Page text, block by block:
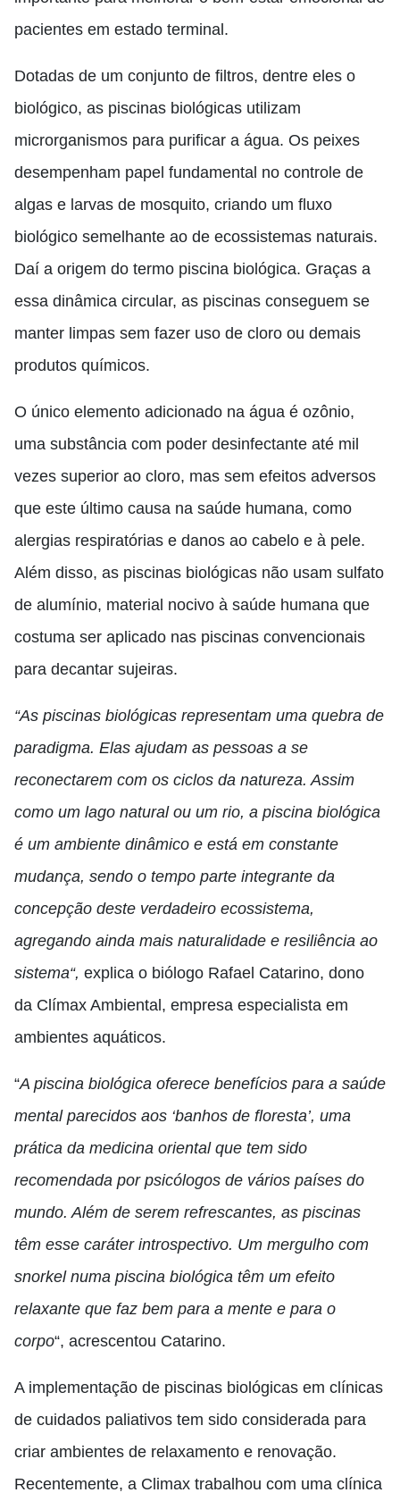
pacientes em estado terminal.
Dotadas de um conjunto de filtros, dentre eles o
biológico, as piscinas biológicas utilizam
microrganismos para purificar a água. Os peixes
desempenham papel fundamental no controle de
algas e larvas de mosquito, criando um fluxo
biológico semelhante ao de ecossistemas naturais.
Daí a origem do termo piscina biológica. Graças a
essa dinâmica circular, as piscinas conseguem se
manter limpas sem fazer uso de cloro ou demais
produtos químicos.
O único elemento adicionado na água é ozônio,
uma substância com poder desinfectante até mil
vezes superior ao cloro, mas sem efeitos adversos
que este último causa na saúde humana, como
alergias respiratórias e danos ao cabelo e à pele.
Além disso, as piscinas biológicas não usam sulfato
de alumínio, material nocivo à saúde humana que
costuma ser aplicado nas piscinas convencionais
para decantar sujeiras.
“As piscinas biológicas representam uma quebra de
paradigma. Elas ajudam as pessoas a se
reconectarem com os ciclos da natureza. Assim
como um lago natural ou um rio, a piscina biológica
é um ambiente dinâmico e está em constante
mudança, sendo o tempo parte integrante da
concepção deste verdadeiro ecossistema,
agregando ainda mais naturalidade e resiliência ao
sistema“, explica o biólogo Rafael Catarino, dono
da Clímax Ambiental, empresa especialista em
ambientes aquáticos.
“A piscina biológica oferece benefícios para a saúde
mental parecidos aos ‘banhos de floresta’, uma
prática da medicina oriental que tem sido
recomendada por psicólogos de vários países do
mundo. Além de serem refrescantes, as piscinas
têm esse caráter introspectivo. Um mergulho com
snorkel numa piscina biológica têm um efeito
relaxante que faz bem para a mente e para o
corpo“, acrescentou Catarino.
A implementação de piscinas biológicas em clínicas
de cuidados paliativos tem sido considerada para
criar ambientes de relaxamento e renovação.
Recentemente, a Climax trabalhou com uma clínica